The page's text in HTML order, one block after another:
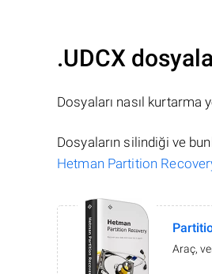
.UDCX
Dosyaları nasıl kurtarma
Dosyaların silindiği ve
Hetman Partition
Araç,